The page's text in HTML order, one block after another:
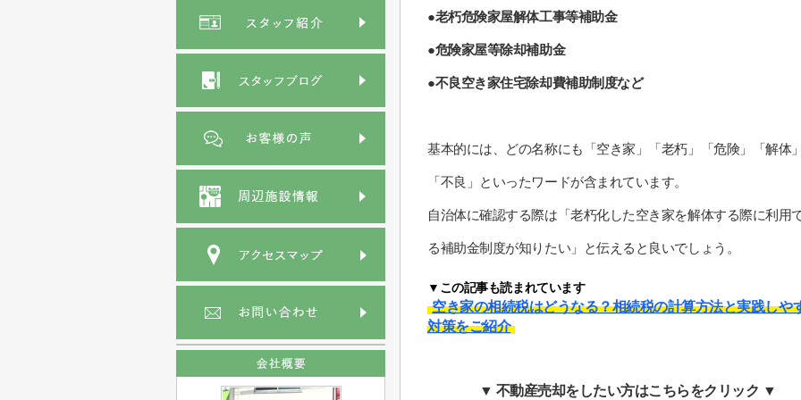
●老朽危険家屋解体工事等補助金
●危険家屋等除却補助金
●不良空き家住宅除却費補助制度など
基本的には、どの名称にも「空き家」「老朽」「危険」「解体」
「不良」といったワードが含まれています。
自治体に確認する際は「老朽化した空き家を解体する際に利用
る補助金制度が知りたい」と伝えると良いでしょう。
▼この記事も読まれています
空き家の相続税はどうなる？相続税の計算方法と実践しや
対策をご紹介
▼ 不動産売却をしたい方はこちらをクリック ▼